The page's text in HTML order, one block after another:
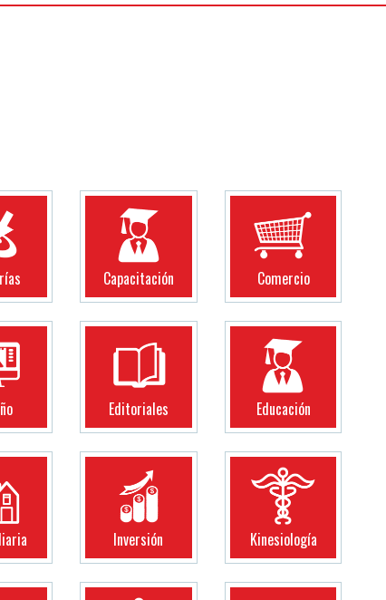
Capacitación Comercio
Editoriales Educación
Inversión Kinesiología